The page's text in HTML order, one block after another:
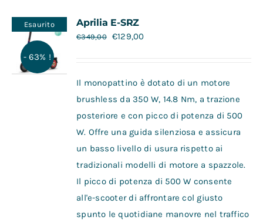
Contatti
Esaurito
- 63% !
Aprilia E-SRZ
€349,00 €129,00
Il monopattino è dotato di un motore
brushless da 350 W, 14.8 Nm, a trazione
posteriore e con picco di potenza di 500
W. Offre una guida silenziosa e assicura
un basso livello di usura rispetto ai
tradizionali modelli di motore a spazzole.
Il picco di potenza di 500 W consente
all'e-scooter di affrontare col giusto
spunto le quotidiane manovre nel traffico